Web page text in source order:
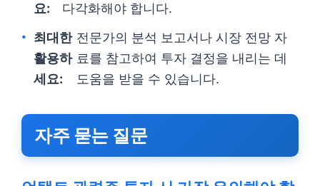
요:
다각화해야 합니다.
최대한
활용하
세요:
전문가의 분석 보고서나 시장 전망 자
료를 참고하여 투자 결정을 내리는 데
도움을 받을 수 있습니다.
자주 묻는 질문